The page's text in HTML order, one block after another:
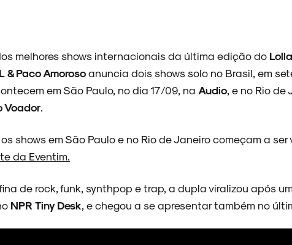
melhores shows internacionais da última edição do
& Paco Amorosoanuncia dois shows solo no Brasil, em
em São Paulo, no dia 17/09, na Audio , e no Rio de
Voador
shows em São Paulo e no Rio de Janeiro começam a
da Eventim.
de rock, funk, synthpop e trap, a dupla viralizou após
NPR Tiny Desk , e chegou a se apresentar também no